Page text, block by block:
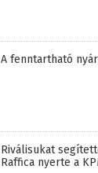
A fenntartható
Riválisukat
Raffica nyerte a